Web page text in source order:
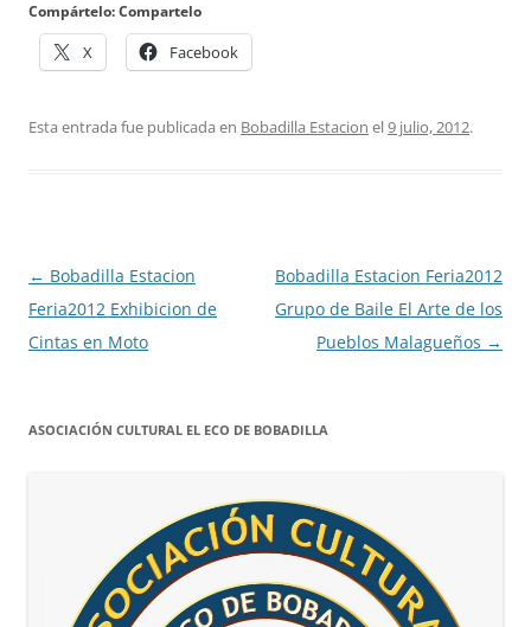
Compártelo: Compartelo
X Facebook
Esta entrada fue publicada en Bobadilla Estacion el9 julio, 2012.
Navegación
de
entradas
← Bobadilla Estacion
Feria2012 Exhibicion de
Cintas en Moto
Bobadilla Estacion Feria2012
Grupo de Baile El Arte de los
Pueblos Malagueños →
ASOCIACIÓN CULTURAL EL ECO DE BOBADILLA